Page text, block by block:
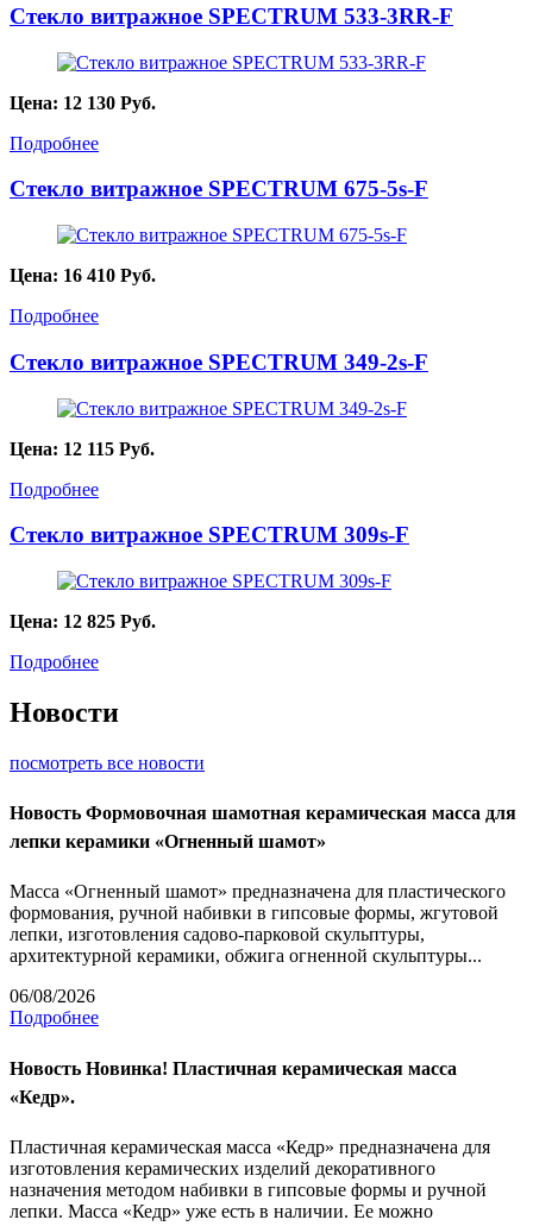
Стекло витражное SPECTRUM 533-3RR-F
Цена: 12 130 Руб.
Подробнее
Стекло витражное SPECTRUM 675-5s-F
Цена: 16 410 Руб.
Подробнее
Стекло витражное SPECTRUM 349-2s-F
Цена: 12 115 Руб.
Подробнее
Стекло витражное SPECTRUM 309s-F
Цена: 12 825 Руб.
Подробнее
Новости
посмотреть все новости
Новость Формовочная шамотная керамическая масса для
лепки керамики «Огненный шамот»
Масса «Огненный шамот» предназначена для пластического
формования, ручной набивки в гипсовые формы, жгутовой
лепки, изготовления садово-парковой скульптуры,
архитектурной керамики, обжига огненной скульптуры...
06/08/2026
Подробнее
Новость Новинка! Пластичная керамическая масса
«Кедр».
Пластичная керамическая масса «Кедр» предназначена для
изготовления керамических изделий декоративного
назначения методом набивки в гипсовые формы и ручной
лепки. Масса «Кедр» уже есть в наличии. Ее можно